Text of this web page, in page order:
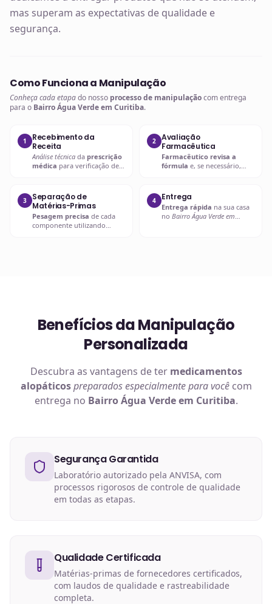
mas superam as expectativas de qualidade e
segurança.
Como Funciona a Manipulação
Conheça cada etapado nosso processo de manipulaçãocom entrega
para o Bairro Água Verde em Curitiba.
1
Recebimento da
Receita
Análise técnica da prescrição
médica para verificação de
2
Avaliação
Farmacêutica
Farmacêutico revisa a
fórmula e, se necessário,
esclarecimentos.
3
Separação de
Matérias-Primas
Pesagem precisa de cada
componente utilizando
4 Entrega
Entrega rápida na sua casa
no Bairro Água Verde em
Benefícios da Manipulação
Personalizada
Descubra as vantagens de ter medicamentos
alopáticos preparados especialmente para vocêcom
entrega no Bairro Água Verde em Curitiba.
Segurança Garantida
Laboratório autorizado pela ANVISA, com
processos rigorosos de controle de qualidade
em todas as etapas.
Qualidade Certificada
Matérias-primas de fornecedores certificados,
com laudos de qualidade e rastreabilidade
completa.